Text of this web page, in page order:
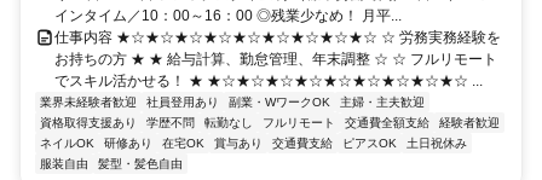
インタイム／10：00～16：00 ◎残業少なめ！ 月平...
仕事内容 ★☆★☆★☆★☆★☆★☆★☆★☆★☆ ☆ 労務実務経験を
お持ちの方 ★ ★ 給与計算、勤怠管理、年末調整 ☆ ☆ フルリモート
でスキル活かせる！ ★ ★☆★☆★☆★☆★☆★☆★☆★☆★☆ ...
業界未経験者歓迎 社員登用あり 副業・WワークOK
主婦・主夫歓迎
資格取得支援あり
学歴不問 転勤なし フルリモート 交通費全額支給
経験者歓迎
ネイルOK
研修あり 在宅OK 賞与あり 交通費支給 ピアスOK
土日祝休み
服装自由
髪型・髪色自由